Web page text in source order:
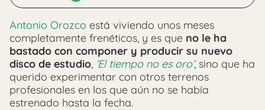
Antonio Orozco está viviendo unos meses
completamente frenéticos, y es que no le ha
bastado con componer y producir su nuevo
disco de estudio, ‘El tiempo no es oro’, sino que ha
querido experimentar con otros terrenos
profesionales en los que aún no se había
estrenado hasta la fecha.